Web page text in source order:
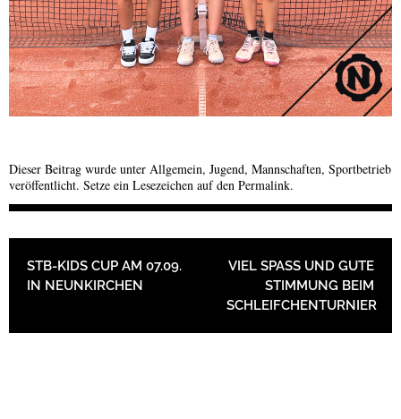
Dieser Beitrag wurde unter Allgemein, Jugend, Mannschaften, Sportbetrieb
veröffentlicht. Setze ein Lesezeichen auf den Permalink.
BEITRAGSNAVIGATION
STB-KIDS CUP AM 07.09.
IN NEUNKIRCHEN
VIEL SPASS UND GUTE
STIMMUNG BEIM
SCHLEIFCHENTURNIER